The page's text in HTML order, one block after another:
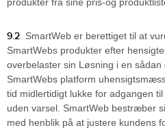
9.2 SmartWeb er berettiget til at
SmartWebs produkter efter
overbelaster sin Løsning i en
SmartWebs platform
tid midlertidigt lukke for adgangen
uden varsel. SmartWeb bestræber
med henblik på at justere kundens